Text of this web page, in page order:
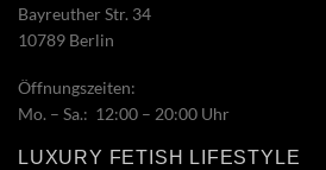
Bayreuther Str. 34
10789 Berlin
Öffnungszeiten:
Mo. – Sa.: 12:00 – 20:00 Uhr
LUXURY FETISH LIFESTYLE